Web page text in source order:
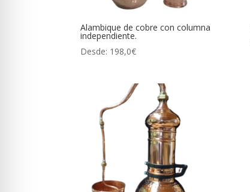
Alambique de cobre con columna
independiente.
Desde: 198,0€